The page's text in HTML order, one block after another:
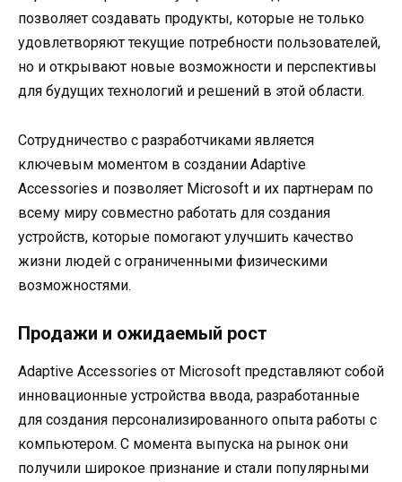
позволяет создавать продукты, которые не только
удовлетворяют текущие потребности пользователей,
но и открывают новые возможности и перспективы
для будущих технологий и решений в этой области.
Сотрудничество с разработчиками является
ключевым моментом в создании Adaptive
Accessories и позволяет Microsoft и их партнерам по
всему миру совместно работать для создания
устройств, которые помогают улучшить качество
жизни людей с ограниченными физическими
возможностями.
Продажи и ожидаемый рост
Adaptive Accessories от Microsoft представляют собой
инновационные устройства ввода, разработанные
для создания персонализированного опыта работы с
компьютером. С момента выпуска на рынок они
получили широкое признание и стали популярными